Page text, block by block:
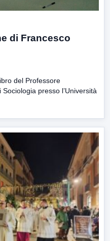
di Francesco
del Professore
presso l’Università